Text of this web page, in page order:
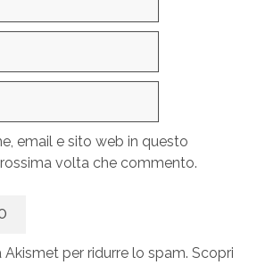
email e sito web in questo
volta che commento.
per ridurre lo spam. Scopri